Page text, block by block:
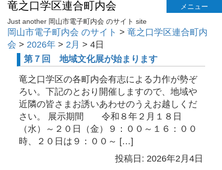
竜之口学区連合町内会
メニュー
Just another 岡山市電子町内会 のサイト site
岡山市電子町内会 のサイト > 竜之口学区連合町内
会 > 2026年 > 2月 > 4日
第７回 地域文化展が始まります
竜之口学区の各町内会有志による力作が勢ぞ
ろい。下記のとおり開催しますので、地域や
近隣の皆さまお誘いあわせのうえお越しくだ
さい。 展示期間 令和８年２月１８日
（水）～２０日（金）９：００～１６：００
時、２０日は９：００～ […]
投稿日: 2026年2月4日